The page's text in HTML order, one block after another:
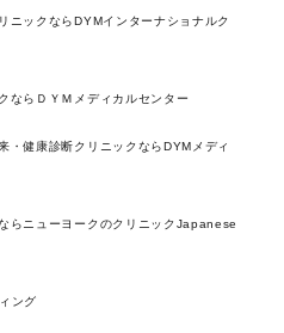
ニックならDYMインターナショナルク
ならＤＹＭメディカルセンター
・健康診断クリニックならDYMメディ
らニューヨークのクリニックJapanese
ング